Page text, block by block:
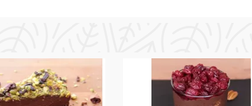
(Arnicae flos extractum), alcool etilic denaturat (alcohol
castan (Hippocastani semen extractum): 2,5%,
0,5%, nipagin.
conservanți agresivi, alergeni